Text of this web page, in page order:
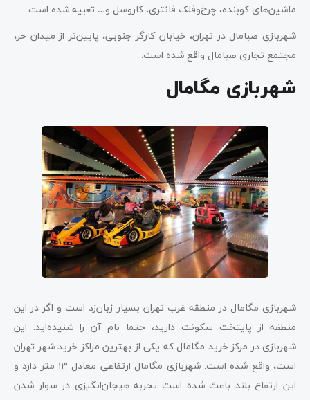
ماشین‌های کوبنده، چرخ‌وفلک فانتری، کاروسل و… تعبیه شده است.
شهربازی صبامال در تهران، خیابان کارگر جنوبی، پایین‌تر از میدان حر،
مجتمع تجاری صبامال واقع شده است.
شهربازی مگامال
شهربازی مگامال در منطقه غرب تهران بسیار زبان‌زد است و اگر در این
منطقه از پایتخت سکونت دارید، حتما نام آن را شنیده‌اید. این
شهربازی در مرکز خرید مگامال که یکی از بهترین مراکز خرید شهر تهران
است، واقع شده است. شهربازی مگامال ارتفاعی معادل ۱۳ متر دارد و
این ارتفاع بلند باعث شده است تجربه هیجان‌انگیزی در سوار شدن